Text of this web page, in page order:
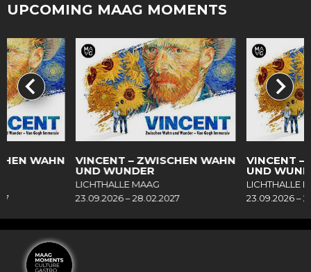
UPCOMING MAAG MOMENTS
WAHN VINCENT – ZWISCHEN WAHN
UND WUNDER
LICHTHALLE MAAG
23.09.2026 – 28.02.2027
VINCENT –
UND
LICHTHALLE
23.09.2026 –